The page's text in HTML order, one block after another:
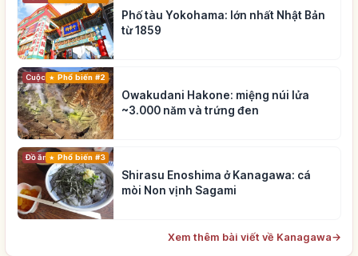
Phố tàu Yokohama: lớn nhất Nhật Bản
từ 1859
Cuộc sốngPhổ biến #2
Owakudani Hakone: miệng núi lửa
~3.000 năm và trứng đen
Đồ ăn Phổ biến #3
Shirasu Enoshima ở Kanagawa: cá
mòi Non vịnh Sagami
Xem thêm bài viết về Kanagawa→